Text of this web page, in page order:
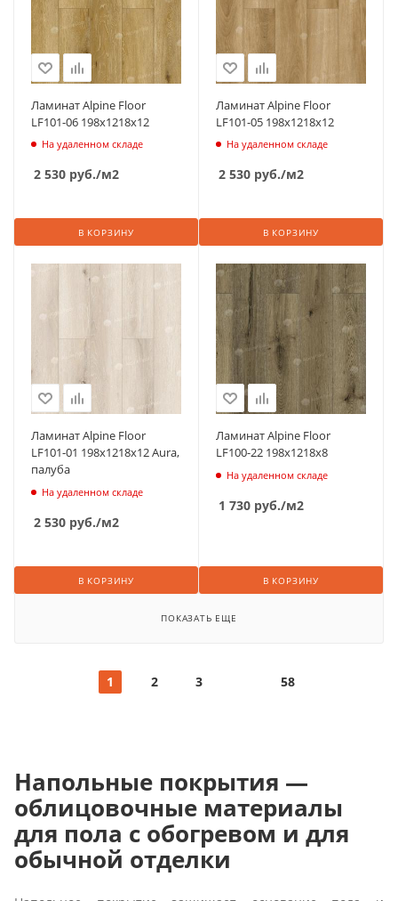
Ламинат Alpine Floor
LF101-06 198х1218х12
На удаленном складе
2 530 руб./м2
В КОРЗИНУ
Ламинат Alpine Floor
LF101-05 198х1218х12
На удаленном складе
2 530 руб./м2
В КОРЗИНУ
Ламинат Alpine Floor
LF101-01 198х1218х12 Aura,
палуба
На удаленном складе
2 530 руб./м2
В КОРЗИНУ
Ламинат Alpine Floor
LF100-22 198х1218х8
На удаленном складе
1 730 руб./м2
В КОРЗИНУ
ПОКАЗАТЬ ЕЩЕ
1 2 3 58
Напольные покрытия —
облицовочные материалы
для пола с обогревом и для
обычной отделки